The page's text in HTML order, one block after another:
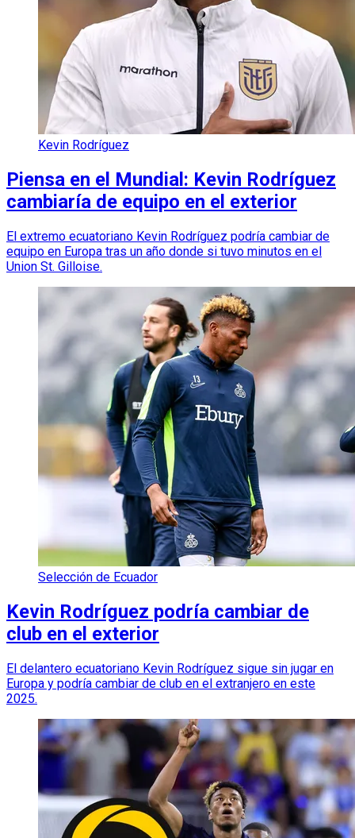
Kevin Rodríguez
Piensa en el Mundial: Kevin Rodríguez
cambiaría de equipo en el exterior
El extremo ecuatoriano Kevin Rodríguez podría cambiar de
equipo en Europa tras un año donde si tuvo minutos en el
Union St. Gilloise.
Selección de Ecuador
Kevin Rodríguez podría cambiar de
club en el exterior
El delantero ecuatoriano Kevin Rodríguez sigue sin jugar en
Europa y podría cambiar de club en el extranjero en este
2025.